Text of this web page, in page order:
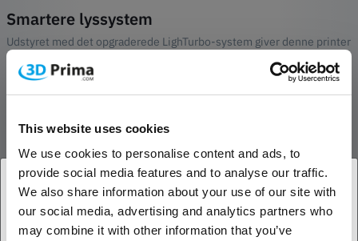
This website uses cookies
We use cookies to personalise content and ads, to
provide social media features and to analyse our traffic.
We also share information about your use of our site with
our social media, advertising and analytics partners who
may combine it with other information that you’ve
Smartere lyssystem
Udstyret med det opgraderede LighTurbo-system giver denne printer
ensartet belysning på tværs af byggepladen, hvilket reducerer
laglinjer og muliggør hurtigere eksponeringstider på helt ned til 1,5
sekunder pr. lag. Det betyder jævnere print og hurtigere resultater.
Gennemtænkt design
Den opgraderede byggeplatform har laserindgraverede mønstre, der
forbedrer vedhæftningen under printning og minimerer risikoen for
løft eller vridning. Desuden er det nemmere end nogensinde at
fjerne dine print, hvilket gør efterbehandlingen mere problemfri.
1. Er du erhvervskunde eller privatkunde?